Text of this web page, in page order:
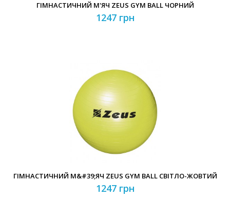
ГІМНАСТИЧНИЙ М'ЯЧ ZEUS GYM BALL ЧОРНИЙ
1247 грн
ГІМНАСТИЧНИЙ М&#39;ЯЧ ZEUS GYM BALL СВІТЛО-ЖОВТИЙ
1247 грн